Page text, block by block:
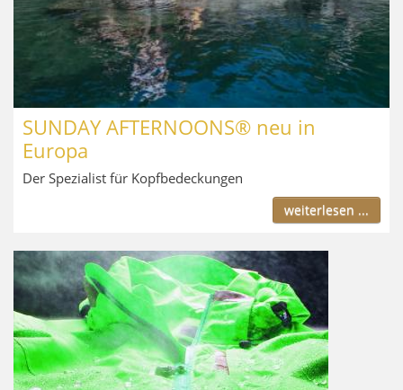
SUNDAY AFTERNOONS® neu in
Europa
Der Spezialist für Kopfbedeckungen
weiterlesen ...